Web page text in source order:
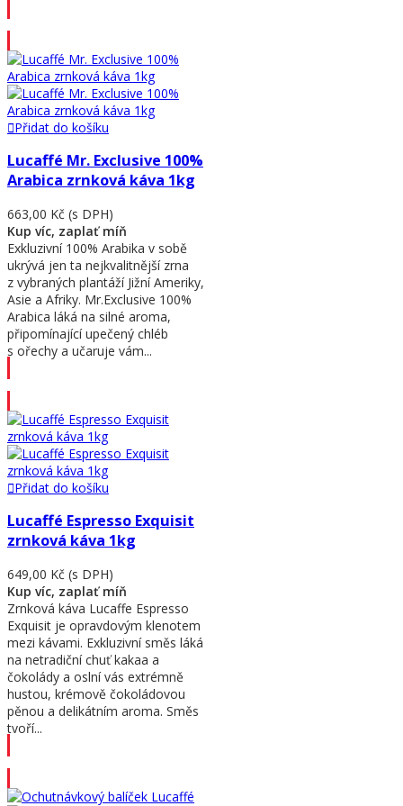
Přidat do košíku
Lucaffé Mr. Exclusive 100%
Arabica zrnková káva 1kg
663,00 Kč (s DPH)
Kup víc, zaplať míň
Exkluzivní 100% Arabika v sobě
ukrývá jen ta nejkvalitnější zrna
z vybraných plantáží Jižní Ameriky,
Asie a Afriky. Mr.Exclusive 100%
Arabica láká na silné aroma,
připomínající upečený chléb
s ořechy a učaruje vám...
Přidat do košíku
Lucaffé Espresso Exquisit
zrnková káva 1kg
649,00 Kč (s DPH)
Kup víc, zaplať míň
Zrnková káva Lucaffe Espresso
Exquisit je opravdovým klenotem
mezi kávami. Exkluzivní směs láká
na netradiční chuť kakaa a
čokolády a oslní vás extrémně
hustou, krémově čokoládovou
pěnou a delikátním aroma. Směs
tvoří...